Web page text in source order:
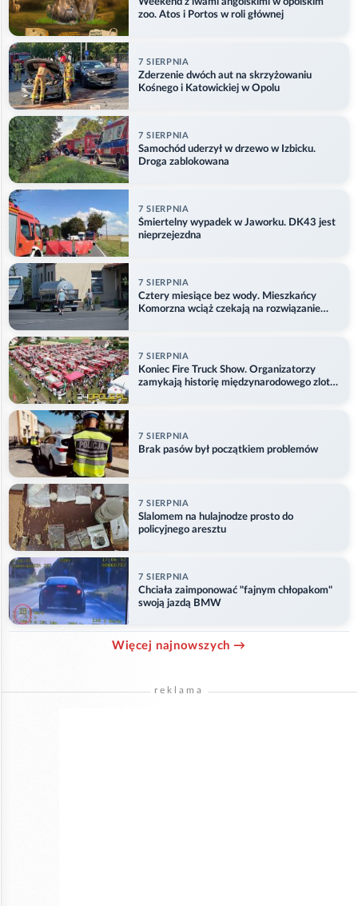
zoo. Atos i Portos w roli głównej
7 SIERPNIA
Zderzenie dwóch aut na skrzyżowaniu
Kośnego i Katowickiej w Opolu
7 SIERPNIA
Samochód uderzył w drzewo w Izbicku.
Droga zablokowana
7 SIERPNIA
Śmiertelny wypadek w Jaworku. DK43 jest
nieprzejezdna
7 SIERPNIA
Cztery miesiące bez wody. Mieszkańcy
Komorzna wciąż czekają na rozwiązanie
7 SIERPNIA
Koniec Fire Truck Show. Organizatorzy
zamykają historię międzynarodowego zlotu
7 SIERPNIA
Brak pasów był początkiem problemów
7 SIERPNIA
Slalomem na hulajnodze prosto do
policyjnego aresztu
7 SIERPNIA
Chciała zaimponować "fajnym chłopakom"
swoją jazdą BMW
Więcej najnowszych →
reklama